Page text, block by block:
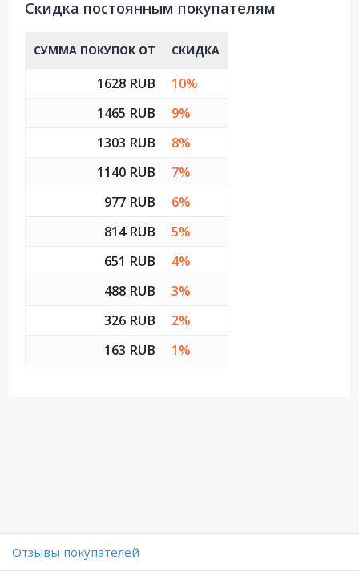
Cкидка постоянным покупателям
СУММА ПОКУПОК ОТ СКИДКА
1628 RUB
10%
1465 RUB
9%
1303 RUB
8%
1140 RUB
7%
977 RUB
6%
814 RUB
5%
651 RUB
4%
488 RUB
3%
326 RUB
2%
163 RUB
1%
Отзывы покупателей